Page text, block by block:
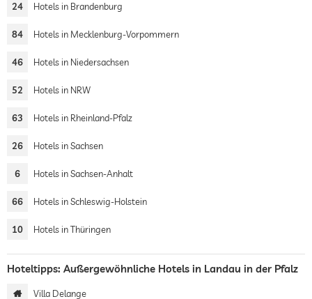
24 Hotels in Brandenburg
84 Hotels in Mecklenburg-Vorpommern
46 Hotels in Niedersachsen
52 Hotels in NRW
63 Hotels in Rheinland-Pfalz
26 Hotels in Sachsen
6 Hotels in Sachsen-Anhalt
66 Hotels in Schleswig-Holstein
10 Hotels in Thüringen
Hoteltipps: Außergewöhnliche Hotels in Landau in der Pfalz
Villa Delange